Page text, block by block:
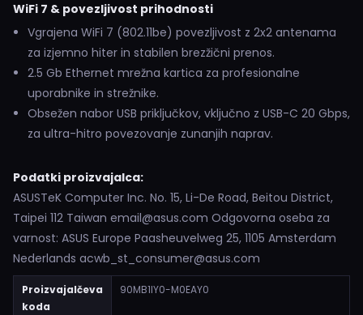
WiFi 7 & povezljivost prihodnosti
Vgrajena WiFi 7 (802.11be) povezljivost z 2x2 antenama
za izjemno hiter in stabilen brezžični prenos.
2.5 Gb Ethernet mrežna kartica za profesionalne
uporabnike in strežnike.
Obsežen nabor USB priključkov, vključno z USB-C 20 Gbps,
za ultra-hitro povezovanje zunanjih naprav.
Podatki proizvajalca:
ASUSTeK Computer Inc. No. 15, Li-De Road, Beitou District,
Taipei 112 Taiwan email@asus.com Odgovorna oseba za
varnost: ASUS Europe Paasheuvelweg 25, 1105 Amsterdam
Nederlands acwb_st_consumer@asus.com
Proizvajalčeva
koda
90MB1IY0-M0EAY0